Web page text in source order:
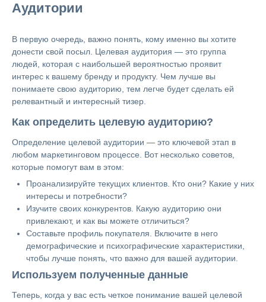
Аудитории
В первую очередь, важно понять, кому именно вы хотите
донести свой посыл. Целевая аудитория — это группа
людей, которая с наибольшей вероятностью проявит
интерес к вашему бренду и продукту. Чем лучше вы
понимаете свою аудиторию, тем легче будет сделать ей
релевантный и интересный тизер.
Как определить целевую аудиторию?
Определение целевой аудитории — это ключевой этап в
любом маркетинговом процессе. Вот несколько советов,
которые помогут вам в этом:
Проанализируйте текущих клиентов. Кто они? Какие у них
интересы и потребности?
Изучите своих конкурентов. Какую аудиторию они
привлекают, и как вы можете отличиться?
Составьте профиль покупателя. Включите в него
демографические и психографические характеристики,
чтобы лучше понять, что важно для вашей аудитории.
Используем полученные данные
Теперь, когда у вас есть четкое понимание вашей целевой